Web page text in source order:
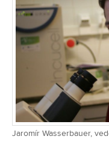
Jaromír Wasserbauer,